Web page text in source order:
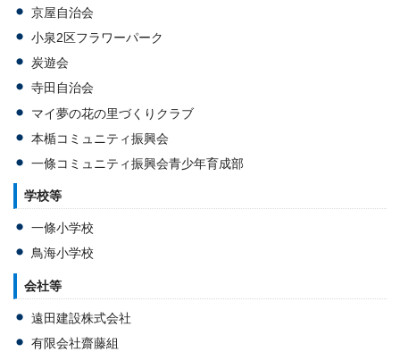
京屋自治会
小泉2区フラワーパーク
炭遊会
寺田自治会
マイ夢の花の里づくりクラブ
本楯コミュニティ振興会
一條コミュニティ振興会青少年育成部
学校等
一條小学校
鳥海小学校
会社等
遠田建設株式会社
有限会社齋藤組